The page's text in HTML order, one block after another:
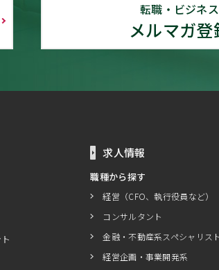
転職・ビジネス
メルマガ登
求人情報
職種から探す
経営（CFO、執行役員など）
コンサルタント
金融・不動産系スペシャリスト
経営企画・事業開発系